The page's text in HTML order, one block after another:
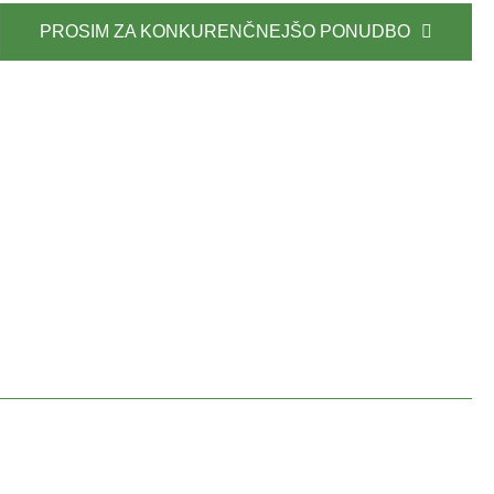
PROSIM ZA KONKURENČNEJŠO PONUDBO